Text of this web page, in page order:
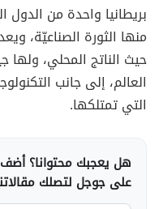
بريطانيا واحدة من الدول
منها الثورة الصناعيّة،
حيث الناتج المحلي،
العالم، إلى جانب
التي تمتلكها.
هل يعجبك محتوانا؟
على جوجل لتصلك